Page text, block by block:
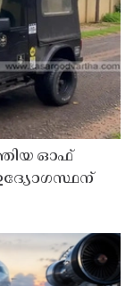
ഓഫ്